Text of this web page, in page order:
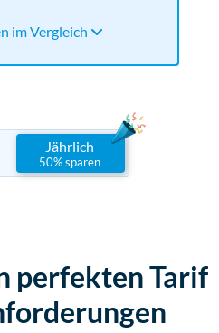
im Vergleich
Jährlich
50% sparen
perfekten Tarif